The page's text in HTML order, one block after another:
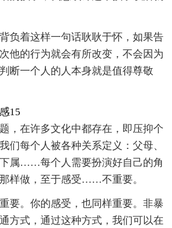
负着这样一句话耿耿于怀，如果告
他的行为就会有所改变，不会因为
断一个人的人本身就是值得尊敬
15
，在许多文化中都存在，即压抑个
们每个人被各种关系定义：父母、
属……每个人需要扮演好自己的角
样做，至于感受……不重要。
要。你的感受，也同样重要。非暴
方式，通过这种方式，我们可以在